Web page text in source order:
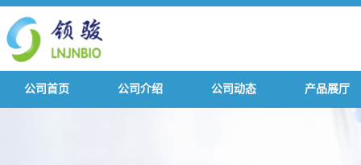
公司首页 公司介绍 公司动态 产品展厅